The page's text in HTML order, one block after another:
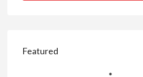
Featured